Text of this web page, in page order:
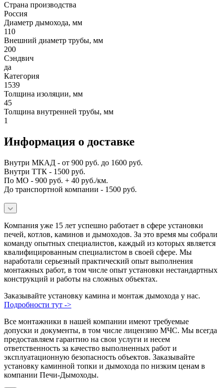
Страна производства
Россия
Диаметр дымохода, мм
110
Внешний диаметр трубы, мм
200
Сэндвич
да
Категория
1539
Толщина изоляции, мм
45
Толщина внутренней трубы, мм
1
Информация о доставке
Внутри МКАД - от 900 руб. до 1600 руб.
Внутри ТТК - 1500 руб.
По МО - 900 руб. + 40 руб./км.
До транспортной компании - 1500 руб.
Компания уже 15 лет успешно работает в сфере установки
печей, котлов, каминов и дымоходов. За это время мы собрали
команду опытных специалистов, каждый из которых является
квалифицированным специалистом в своей сфере. Мы
наработали серьезный практический опыт выполнения
монтажных работ, в том числе опыт установки нестандартных
конструкций и работы на сложных объектах.
Заказывайте установку камина и монтаж дымохода у нас.
Подробности тут ->
Все монтажники в нашей компании имеют требуемые
допуски и документы, в том числе лицензию МЧС. Мы всегда
предоставляем гарантию на свои услуги и несем
ответственность за качество выполненных работ и
эксплуатационную безопасность объектов. Заказывайте
установку каминной топки и дымохода по низким ценам в
компании Печи-Дымоходы.